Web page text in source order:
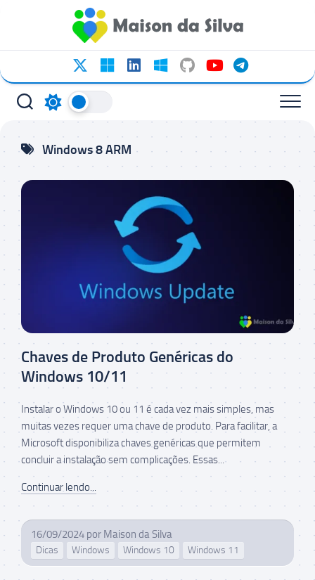
conteúdo
Windows 8 ARM
Chaves de Produto Genéricas do
Windows 10/11
Instalar o Windows 10 ou 11 é cada vez mais simples, mas
muitas vezes requer uma chave de produto. Para facilitar, a
Microsoft disponibiliza chaves genéricas que permitem
concluir a instalação sem complicações. Essas...
Continuar lendo...
16/09/2024 por Maison da Silva
Dicas Windows Windows 10 Windows 11